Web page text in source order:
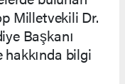
Milletvekili Dr.
Başkanı
hakkında bilgi